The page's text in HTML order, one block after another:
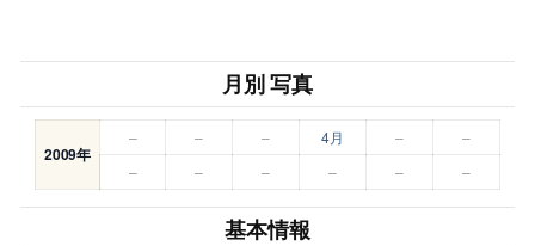
月別 写真
2009年
– – – 4月 –
–
–
– – – – –
基本情報